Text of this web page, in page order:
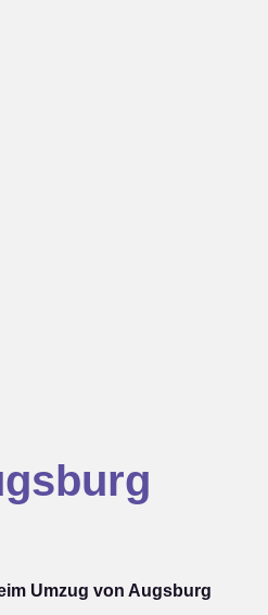
Umzug von Augsburg